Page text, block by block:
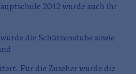
2012 wurde auch ihr
die Schützenstube sowie
Für die Zuseher wurde die